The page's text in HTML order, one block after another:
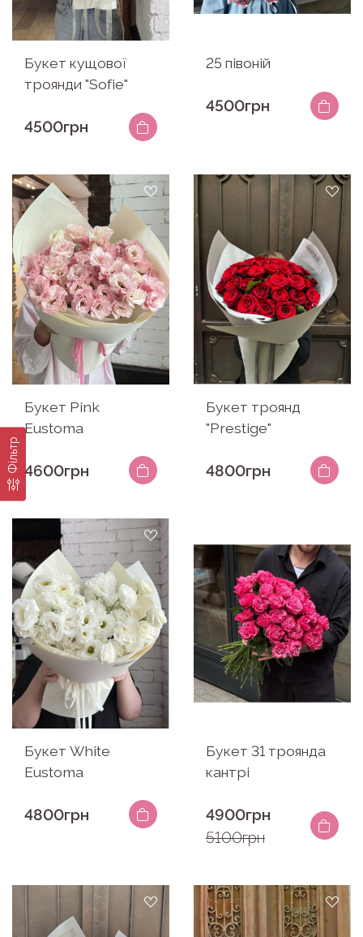
Фільтр
Букет кущової
троянди "Sofie"
4500грн
25 півоній
4500грн
Букет Pink
Eustoma
4600грн
Букет троянд
"Prestige"
4800грн
Букет White
Eustoma
4800грн
Букет 31 троянда
кантрі
4900грн
5100грн